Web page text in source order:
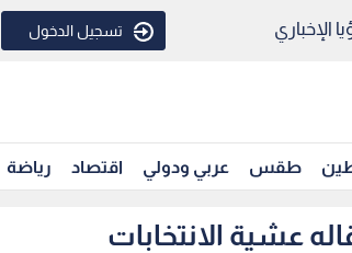
الإخباري تسجيل الدخول
طقس عربي ودولي اقتصاد رياضة
عشية الانتخابات